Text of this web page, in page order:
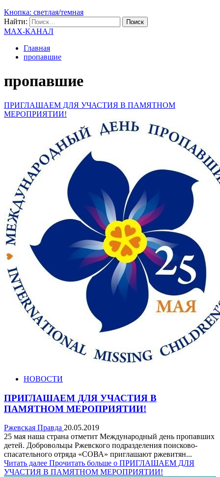
Кнопка: светлая/темная
Найти:
MAX-КАНАЛ
Главная
пропавшие
пропавшие
ПРИГЛАШАЕМ ДЛЯ УЧАСТИЯ В ПАМЯТНОМ
МЕРОПРИЯТИИ!
НОВОСТИ
ПРИГЛАШАЕМ ДЛЯ УЧАСТИЯ В
ПАМЯТНОМ МЕРОПРИЯТИИ!
Ржевская Правда 20.05.2019
25 мая наша страна отметит Международный день пропавших
детей. Добровольцы Ржевского подразделения поисково-
спасательного отряда «СОВА» приглашают ржевитян...
Читать далее Прочитать больше о ПРИГЛАШАЕМ ДЛЯ
УЧАСТИЯ В ПАМЯТНОМ МЕРОПРИЯТИИ!